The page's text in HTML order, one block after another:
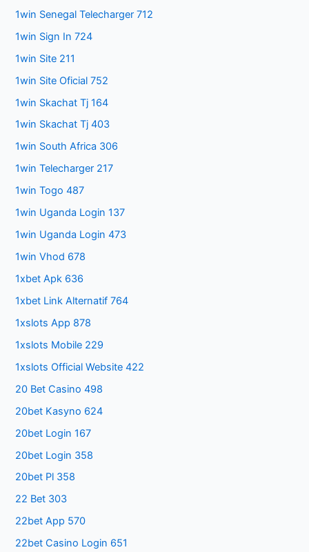
1win Senegal Telecharger 712
1win Sign In 724
1win Site 211
1win Site Oficial 752
1win Skachat Tj 164
1win Skachat Tj 403
1win South Africa 306
1win Telecharger 217
1win Togo 487
1win Uganda Login 137
1win Uganda Login 473
1win Vhod 678
1xbet Apk 636
1xbet Link Alternatif 764
1xslots App 878
1xslots Mobile 229
1xslots Official Website 422
20 Bet Casino 498
20bet Kasyno 624
20bet Login 167
20bet Login 358
20bet Pl 358
22 Bet 303
22bet App 570
22bet Casino Login 651